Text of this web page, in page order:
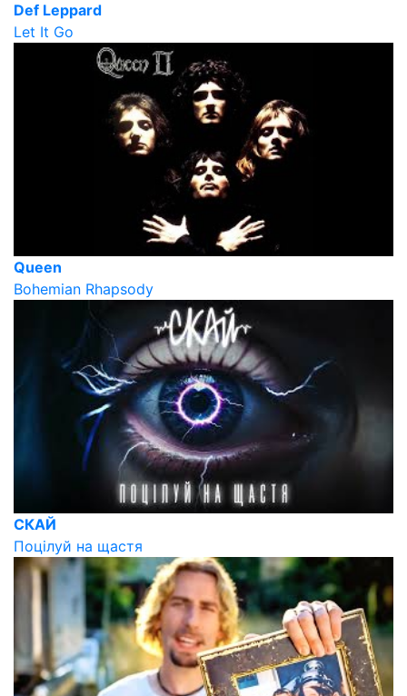
Def Leppard
Let It Go
Queen
Bohemian Rhapsody
СКАЙ
Поцілуй на щастя